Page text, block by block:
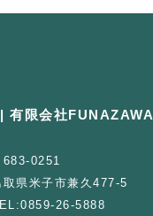
有限会社FUNAZAWA
683-0251
取県米子市兼久477-5
0859-26-5888